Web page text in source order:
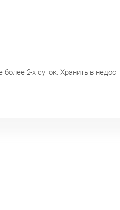
2-х суток. Хранить в